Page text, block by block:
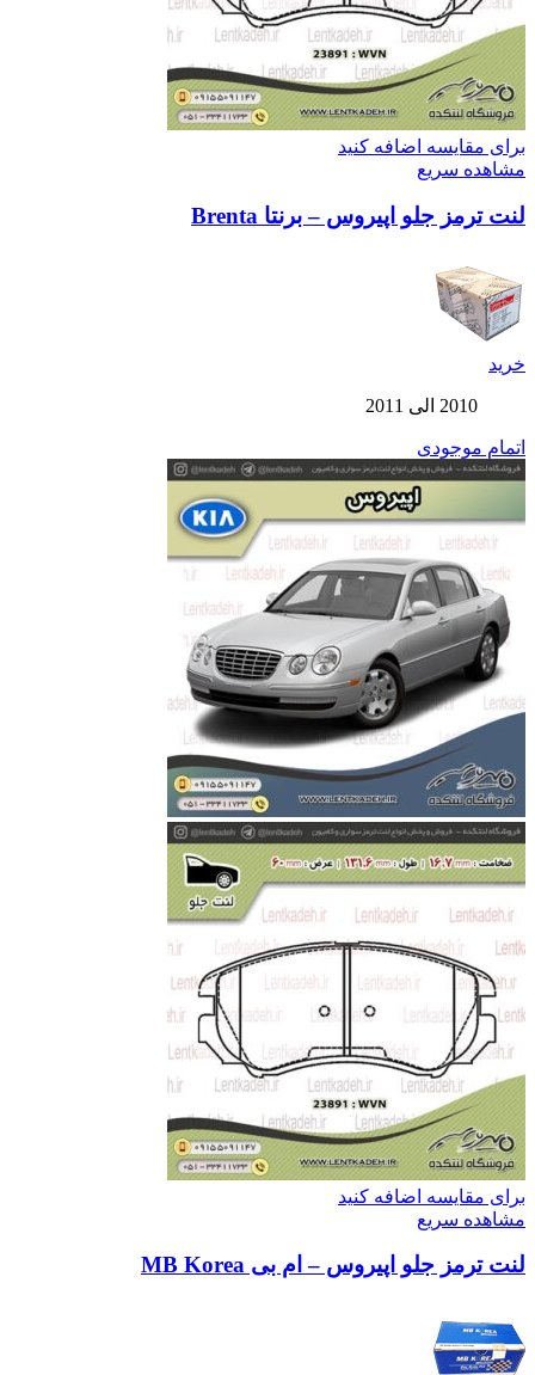
برای مقایسه اضافه کنید
مشاهده سریع
لنت ترمز جلو اپیروس – برنتا Brenta
خرید
2010 الی 2011
اتمام موجودی
برای مقایسه اضافه کنید
مشاهده سریع
لنت ترمز جلو اپیروس – ام بی MB Korea